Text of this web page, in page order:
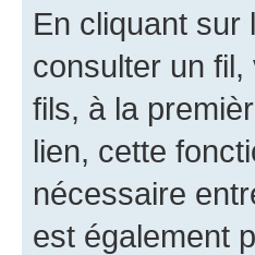
En cliquant sur
consulter un
fils, à la
lien, cette
nécessaire
est également